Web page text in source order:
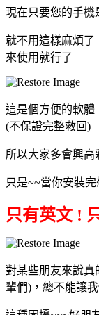
現在只要您的手機
就不用這樣麻煩了
來使用就行了
這是個方便的軟體
(不保證完整救回)
所以大家多會興高
只是~~當你安裝
只有英文 !
對某些朋友來說真
輩們)，總不能讓